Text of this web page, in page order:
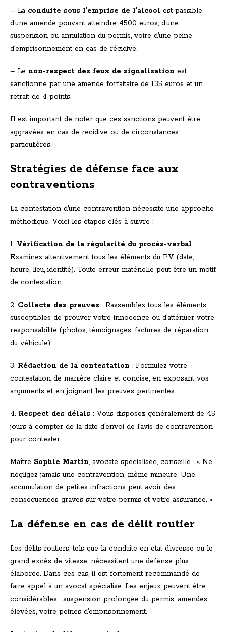
– La conduite sous l’emprise de l’alcool est passible
d’une amende pouvant atteindre 4500 euros, d’une
suspension ou annulation du permis, voire d’une peine
d’emprisonnement en cas de récidive.
– Le non-respect des feux de signalisation est
sanctionné par une amende forfaitaire de 135 euros et un
retrait de 4 points.
Il est important de noter que ces sanctions peuvent être
aggravées en cas de récidive ou de circonstances
particulières.
Stratégies de défense face aux
contraventions
La contestation d’une contravention nécessite une approche
méthodique. Voici les étapes clés à suivre :
1. Vérification de la régularité du procès-verbal :
Examinez attentivement tous les éléments du PV (date,
heure, lieu, identité). Toute erreur matérielle peut être un motif
de contestation.
2. Collecte des preuves : Rassemblez tous les éléments
susceptibles de prouver votre innocence ou d’atténuer votre
responsabilité (photos, témoignages, factures de réparation
du véhicule).
3. Rédaction de la contestation : Formulez votre
contestation de manière claire et concise, en exposant vos
arguments et en joignant les preuves pertinentes.
4. Respect des délais : Vous disposez généralement de 45
jours à compter de la date d’envoi de l’avis de contravention
pour contester.
Maître Sophie Martin, avocate spécialisée, conseille : « Ne
négligez jamais une contravention, même mineure. Une
accumulation de petites infractions peut avoir des
conséquences graves sur votre permis et votre assurance. »
La défense en cas de délit routier
Les délits routiers, tels que la conduite en état d’ivresse ou le
grand excès de vitesse, nécessitent une défense plus
élaborée. Dans ces cas, il est fortement recommandé de
faire appel à un avocat spécialisé. Les enjeux peuvent être
considérables : suspension prolongée du permis, amendes
élevées, voire peines d’emprisonnement.